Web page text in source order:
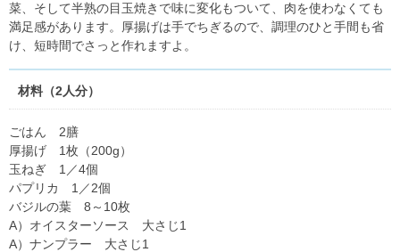
菜、そして半熟の目玉焼きで味に変化もついて、肉を使わなくても
満足感があります。厚揚げは手でちぎるので、調理のひと手間も省
け、短時間でさっと作れますよ。
材料（2人分）
ごはん 2膳
厚揚げ 1枚（200g）
玉ねぎ 1／4個
パプリカ 1／2個
バジルの葉 8～10枚
A）オイスターソース 大さじ1
A）ナンプラー 大さじ1